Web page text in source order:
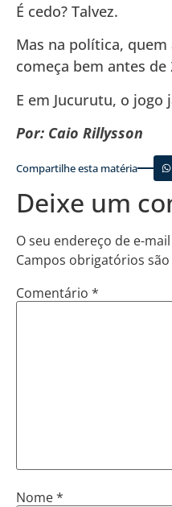
É cedo? Talvez.
Mas na política, quem
começa bem antes de
E em Jucurutu, o jogo
Por: Caio Rillysson
Compartilhe esta matéria
Deixe um
O seu endereço de e-
Campos obrigatórios
Comentário *
Nome*